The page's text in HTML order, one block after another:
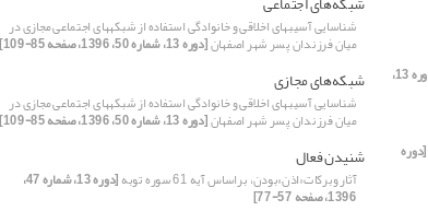
[دوره 13،
[دوره
شناسایی آسیبهای اخلاقی و خانوادگی استفاده از شبکههای اجتماعی مجازی در
میان فرزندان پسر شهر اصفهان[دوره 13، شماره 50، 1396، صفحه 85-109]
شبکه‌های مجازی
شناسایی آسیبهای اخلاقی و خانوادگی استفاده از شبکههای اجتماعی مجازی در
میان فرزندان پسر شهر اصفهان[دوره 13، شماره 50، 1396، صفحه 85-109]
شنیدن فعال
آثار وبرکات«اذن»بودن، براساس آیه 61 سوره توبه [دوره 13، شماره 47،
1396، صفحه 57-77]